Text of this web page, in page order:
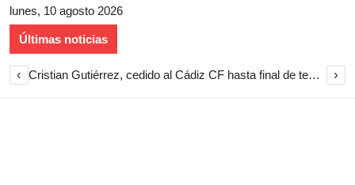
lunes, 10 agosto 2026
Últimas noticias
‹ Cristian Gutiérrez, cedido al Cádiz CF hasta final de temporada ›